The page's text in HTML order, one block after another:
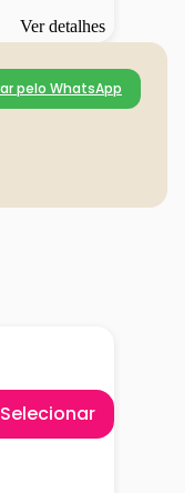
Ver detalhes
pelo WhatsApp
Selecionar